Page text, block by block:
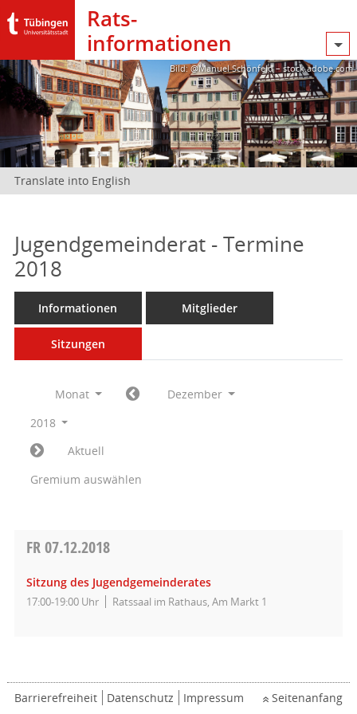
Rats­
informationen
Bild: @Manuel Schönfeld – stock.adobe.com
Translate into English
Jugendgemeinderat - Termine
2018
Informationen Mitglieder
Sitzungen
Monat
Dezember
2018
Aktuell
Gremium auswählen
FR07.12.2018
Sitzung des Jugendgemeinderates
17:00-19:00 Uhr Ratssaal im Rathaus, Am Markt 1
Barrierefreiheit Datenschutz Impressum Seitenanfang